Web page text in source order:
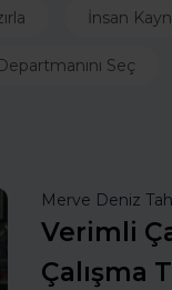
İnsan
Seç
Merve Deniz
Verimli
Çalışma